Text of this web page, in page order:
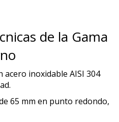
de la Gama
acero inoxidable AISI 304
65 mm en punto redondo,